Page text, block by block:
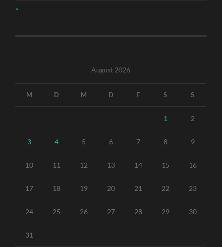
*
August 2026
M D M D F S S
1 2
3 4 5 6 7 8 9
10 11 12 13 14 15 16
17 18 19 20 21 22 23
24 25 26 27 28 29 30
31